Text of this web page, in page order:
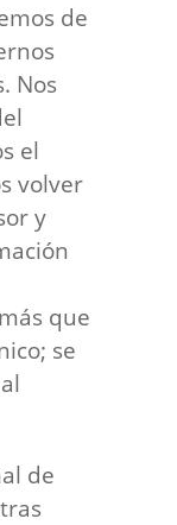
de
Nos
el
volver
y
que
se
de